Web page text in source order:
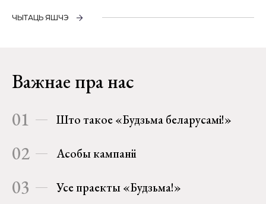
ЧЫТАЦЬ ЯШЧЭ
Важнае пра нас
01 Што такое «Будзьма беларусамі!»
02 Асобы кампаніі
03 Усе праекты «Будзьма!»